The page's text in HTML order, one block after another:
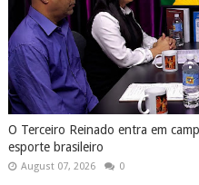
O Terceiro Reinado entra em
esporte brasileiro
August 07, 2026 0